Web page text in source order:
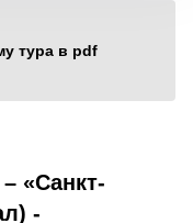
тура в pdf
«Санкт-
-